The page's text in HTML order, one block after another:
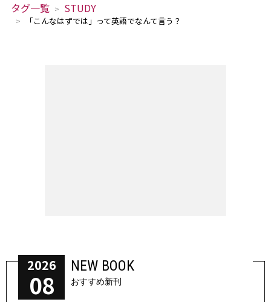
タグ一覧 STUDY
「こんなはずでは」って英語でなんて言う？
2026
08
NEW BOOK
おすすめ新刊